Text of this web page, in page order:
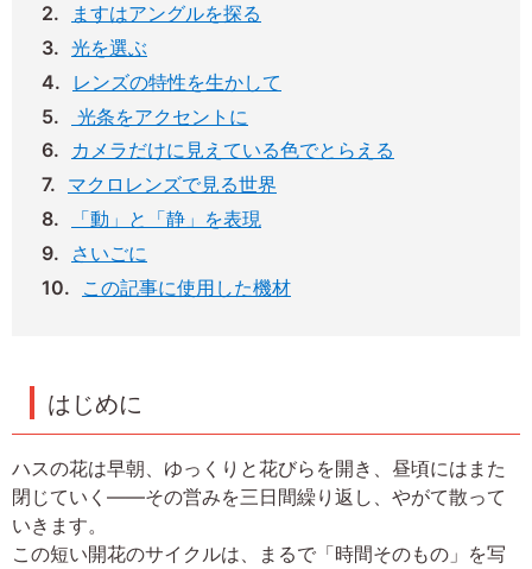
ますはアングルを探る
光を選ぶ
レンズの特性を生かして
光条をアクセントに
カメラだけに見えている色でとらえる
マクロレンズで見る世界
「動」と「静」を表現
さいごに
この記事に使用した機材
はじめに
ハスの花は早朝、ゆっくりと花びらを開き、昼頃にはまた
閉じていく――その営みを三日間繰り返し、やがて散って
いきます。
この短い開花のサイクルは、まるで「時間そのもの」を写